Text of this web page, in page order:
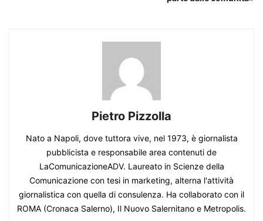
Pietro Pizzolla
Nato a Napoli, dove tuttora vive, nel 1973, è giornalista
pubblicista e responsabile area contenuti de
LaComunicazioneADV. Laureato in Scienze della
Comunicazione con tesi in marketing, alterna l'attività
giornalistica con quella di consulenza. Ha collaborato con il
ROMA (Cronaca Salerno), Il Nuovo Salernitano e Metropolis.